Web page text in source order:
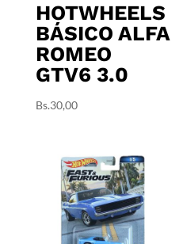
HOTWHEELS
BÁSICO ALFA
ROMEO
GTV6 3.0
Bs.30,00